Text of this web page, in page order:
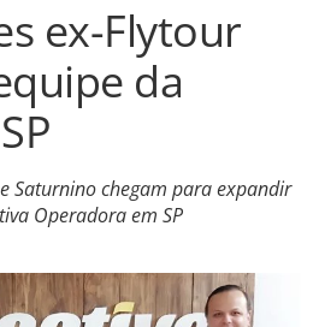
ex-Flytour
da
Saturnino chegam para expandir
Operadora em SP